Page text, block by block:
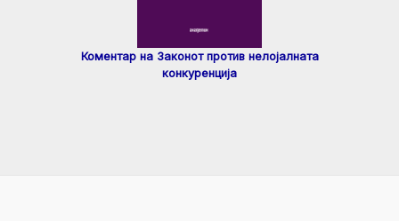
Коментар на Законот против нелојалната
конкуренција